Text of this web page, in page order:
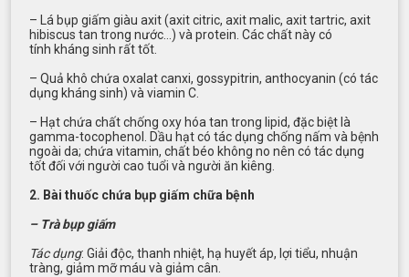
– Lá bụp giấm giàu axit (axit citric, axit malic, axit tartric, axit
hibiscus tan trong nước…) và protein. Các chất này có
tính kháng sinh rất tốt.
– Quả khô chứa oxalat canxi, gossypitrin, anthocyanin (có tác
dụng kháng sinh) và viamin C.
– Hạt chứa chất chống oxy hóa tan trong lipid, đặc biệt là
gamma-tocophenol. Dầu hạt có tác dụng chống nấm và bệnh
ngoài da; chứa vitamin, chất béo không no nên có tác dụng
tốt đối với người cao tuổi và người ăn kiêng.
2. Bài thuốc chứa bụp giấm chữa bệnh
– Trà bụp giấm
Tác dụng: Giải độc, thanh nhiệt, hạ huyết áp, lợi tiểu, nhuận
tràng, giảm mỡ máu và giảm cân.